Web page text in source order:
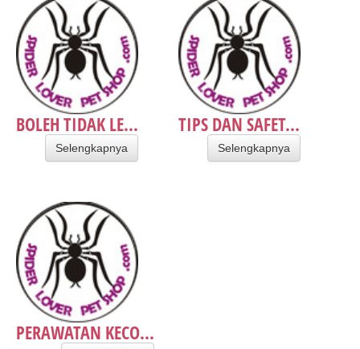
BOLEH TIDAK LE...
Selengkapnya
TIPS DAN SAFET...
Selengkapnya
PERAWATAN KECO...